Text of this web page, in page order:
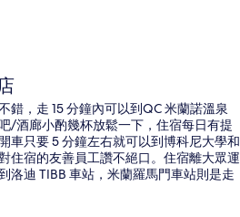
錯，走 15 分鐘內可以到QC 米蘭諾溫泉
/酒廊小酌幾杯放鬆一下，住宿每日有提
車只要 5 分鐘左右就可以到博科尼大學和
住宿的友善員工讚不絕口。住宿離大眾運
洛迪 TIBB 車站，米蘭羅馬門車站則是走